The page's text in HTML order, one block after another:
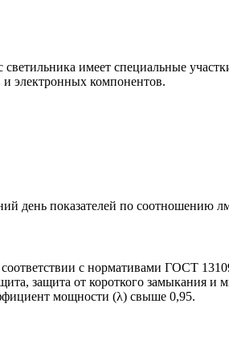
имеет специальные
электронных компонентов.
день показателей по соотношению
с нормативами ГОСТ
защита от короткого замыкания
мощности (λ) свыше 0,95.